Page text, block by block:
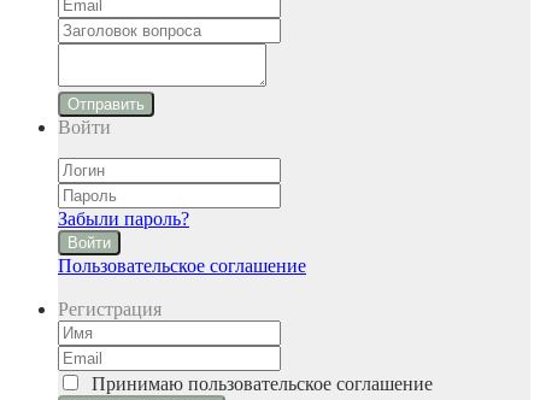
Отправить
Войти
Забыли пароль?
Войти
Пользовательское соглашение
Регистрация
Принимаю пользовательское соглашение